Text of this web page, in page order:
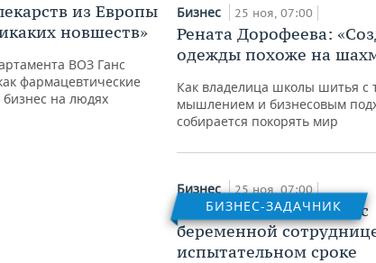
из Европы
новшеств»
ВОЗ Ганс
фармацевтические
на людях
Бизнес 25 ноя, 07:00
Рената Дорофеева:
одежды похоже на
Как владелица школы шитья с
мышлением и бизнесовым
собирается покорять мир
БИЗНЕС-ЗАДАЧНИК
Бизнес 25 ноя, 07:00
Опрос: как поступить с
беременной
испытательном сроке